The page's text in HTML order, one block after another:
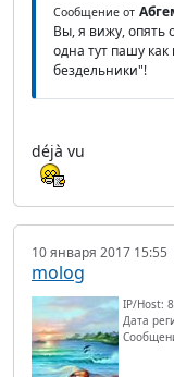
Сообщение от
Вы, я вижу, опять
одна тут пашу
бездельники"!
déjà vu
10 января 2017 15:55
molog
IP/Host:
Дата